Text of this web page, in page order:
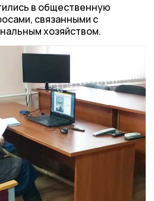
в общественную
связанными с
хозяйством.